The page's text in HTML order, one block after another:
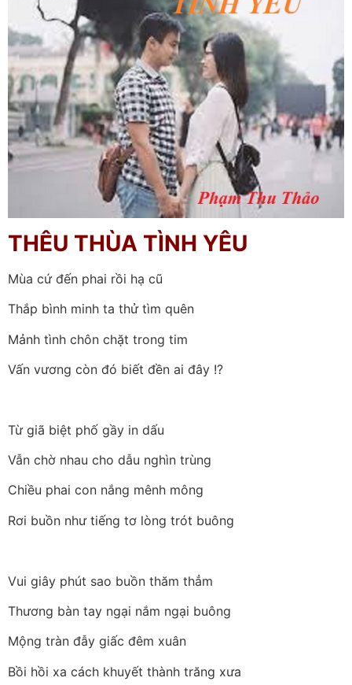
THÊU THÙA TÌNH YÊU
Mùa cứ đến phai rồi hạ cũ
Thắp bình minh ta thử tìm quên
Mảnh tình chôn chặt trong tim
Vấn vương còn đó biết đền ai đây !?
Từ giã biệt phố gầy in dấu
Vẫn chờ nhau cho dẫu nghìn trùng
Chiều phai con nắng mênh mông
Rơi buồn như tiếng tơ lòng trót buông
Vui giây phút sao buồn thăm thẳm
Thương bàn tay ngại nắm ngại buông
Mộng tràn đẫy giấc đêm xuân
Bồi hồi xa cách khuyết thành trăng xưa